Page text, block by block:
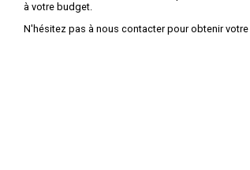
à votre budget.
N'hésitez pas à nous contacter pour obtenir votre